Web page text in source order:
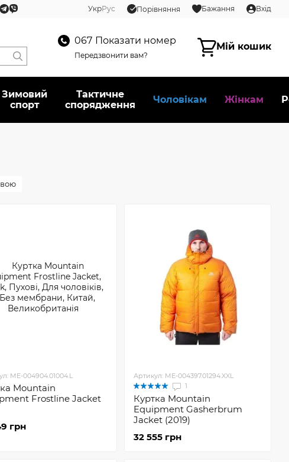
УкрРус Порівняння Бажання Вхід
067 Показати номер
Передзвонити вам?
Мій кошик
Зимовий
спорт
Тактичне
спорядження
Чоловікам Жінкам
ME-004904.01004.L
Mountain
Frostline Jacket
грн
Артикул: ME-004397.01294.XXL
1
Куртка Mountain
Equipment Gasherbrum
Jacket (2019)
32 555 грн